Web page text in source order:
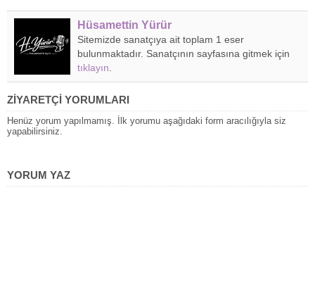
Hüsamettin Yürür
Sitemizde sanatçıya ait toplam 1 eser
bulunmaktadır. Sanatçının sayfasına gitmek için
tıklayın
ZİYARETÇİ YORUMLARI
Henüz yorum yapılmamış. İlk yorumu aşağıdaki form aracılığıyla siz
yapabilirsiniz.
YORUM YAZ